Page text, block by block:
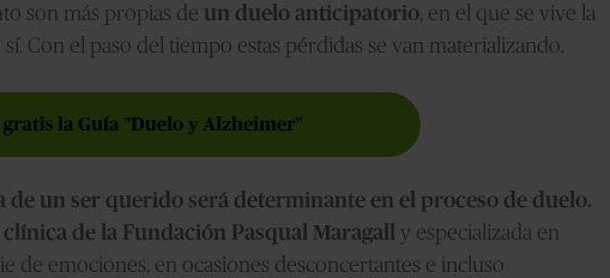
son más propias de un duelo anticipatorio, en el que se vive la
Con el paso del tiempo estas pérdidas se van materializando.
de un ser querido será determinante en el proceso de duelo.
de la Fundación Pasqual Maragall y especializada en
de emociones, en ocasiones desconcertantes e incluso